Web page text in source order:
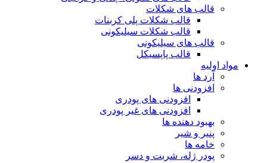
قالب های شکلات
قالب شکلات پلی کربنات
قالب شکلات سیلیکونی
قالب های سیلیکونی
قالب پاپسیکل
مواد اولیه
آرد ها
افزودنی ها
افزودنی های پودری
افزودنی های غیر پودری
بهبود دهنده ها
پنیر و شیر
خامه ها
پودر ژله، شربت و دسر